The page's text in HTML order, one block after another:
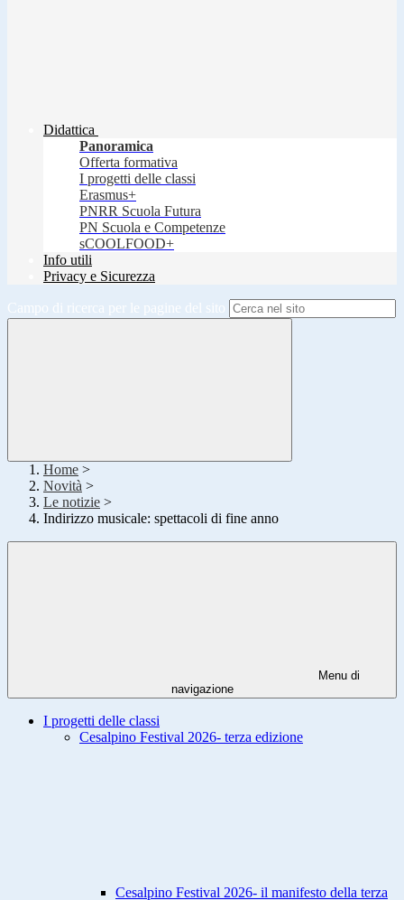
Didattica
Panoramica
Offerta formativa
I progetti delle classi
Erasmus+
PNRR Scuola Futura
PN Scuola e Competenze
sCOOLFOOD+
Info utili
Privacy e Sicurezza
Campo di ricerca per le pagine del sito
Home >
Novità >
Le notizie >
Indirizzo musicale: spettacoli di fine anno
Menu di
navigazione
I progetti delle classi
Cesalpino Festival 2026- terza edizione
Cesalpino Festival 2026- il manifesto della terza